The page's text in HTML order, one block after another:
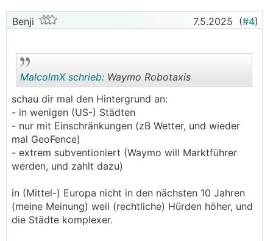
Benji 7.5.2025 (#4)
..
MalcolmX schrieb: Waymo Robotaxis
schau dir mal den Hintergrund an:
- in wenigen (US-) Städten
- nur mit Einschränkungen (zB Wetter, und wieder
mal GeoFence)
- extrem subventioniert (Waymo will Marktführer
werden, und zahlt dazu)
in (Mittel-) Europa nicht in den nächsten 10 Jahren
(meine Meinung) weil (rechtliche) Hürden höher, und
die Städte komplexer.